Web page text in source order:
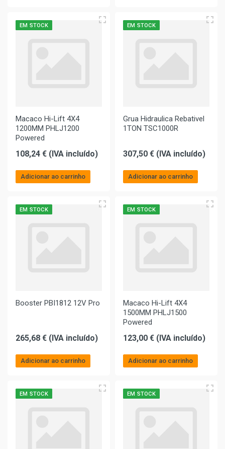
EM STOCK
Macaco Hi-Lift 4X4
1200MM PHLJ1200
Powered
108,24 € (IVA incluído)
Adicionar ao carrinho
EM STOCK
Grua Hidraulica Rebativel
1TON TSC1000R
307,50 € (IVA incluído)
Adicionar ao carrinho
EM STOCK
Booster PBI1812 12V Pro
265,68 € (IVA incluído)
Adicionar ao carrinho
EM STOCK
Macaco Hi-Lift 4X4
1500MM PHLJ1500
Powered
123,00 € (IVA incluído)
Adicionar ao carrinho
EM STOCK EM STOCK